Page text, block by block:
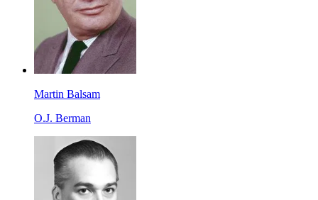
Martin Balsam
O.J. Berman